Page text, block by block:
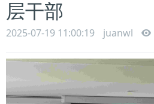
层干部
2025-07-19 11:00:19 juanwl